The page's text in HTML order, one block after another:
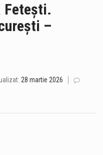
Autobuzele de pe linia 102 din Constanța circulă temporar pe un traseu deviat în zona Faleză Nord, după ce autoturismele parcate pe strada Zorelelor împiedică accesul în condiții de siguranță. Potrivit CT BUS, autobuzele nu mai pot circula momentan pe strada Zorelelor din cauza mașinilor parcate în zonă, care îngreunează traficul și accesul vehiculelor de transport public. Reprezentanții CT BUS anunță că linia 102 va reveni pe traseul obișnuit după eliberarea zonei și restabilirea condițiilor necesare pentru circulația autobuzelor.
Fetești.
–
28 martie 2026